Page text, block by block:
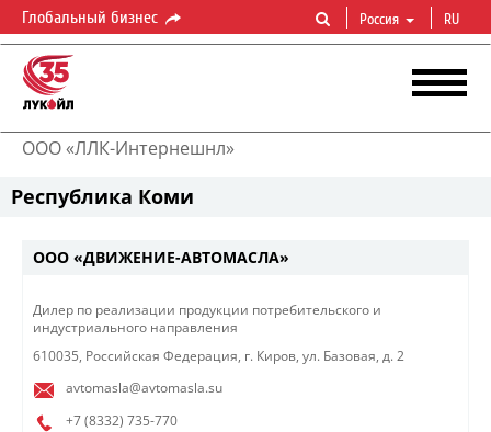
Глобальный бизнес Россия RU
ООО «ЛЛК-Интернешнл»
Республика Коми
ООО «ДВИЖЕНИЕ-АВТОМАСЛА»
Дилер по реализации продукции потребительского и
индустриального направления
610035, Российская Федерация, г. Киров, ул. Базовая, д. 2
avtomasla@avtomasla.su
+7 (8332) 735-770